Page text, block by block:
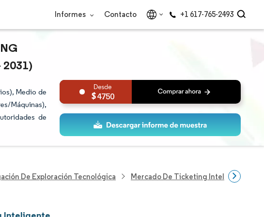
Informes Contacto +1 617-765-2493
2031)
Medio de
Máquinas),
de
4750
De Exploración Tecnológica Mercado De Ticketing Inteligente